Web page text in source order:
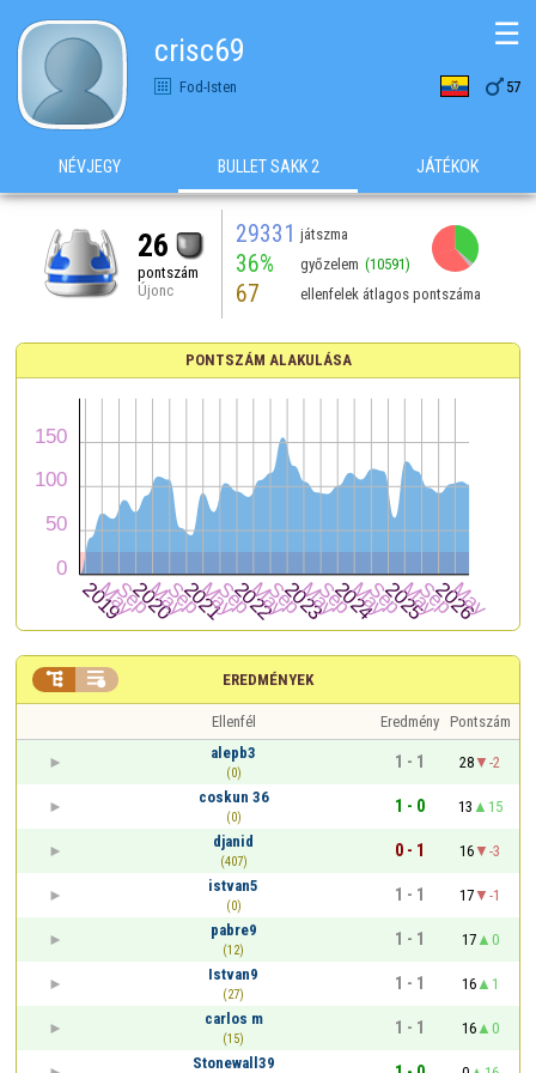
crisc69
Fod-Isten  57
☰
NÉVJEGY BULLET SAKK 2 JÁTÉKOK
26
pontszám
Újonc
29331 játszma
36% győzelem (10591)
67 ellenfelek átlagos pontszáma
PONTSZÁM ALAKULÁSA
EREDMÉNYEK
 
Ellenfél Eredmény Pontszám
alepb3
(0)
1 - 1 28
-2
coskun 36
(0)
1 - 0 13
15
djanid
(407)
0 - 1 16
-3
istvan5
(0)
1 - 1 17
-1
pabre9
(12)
1 - 1 17
0
Istvan9
(27)
1 - 1 16
1
carlos m
(15)
1 - 1 16
0
Stonewall39